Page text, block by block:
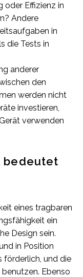
oder Effizienz in
Andere
in
die Tests in
anderer
den
werden nicht
investieren,
verwenden
bedeutet
eines tragbaren
ein
Design sein.
in Position
förderlich, und die
Ebenso